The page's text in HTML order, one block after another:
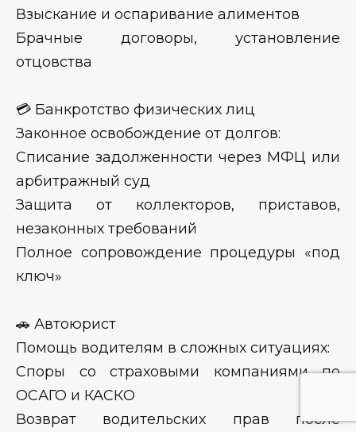
Взыскание и оспаривание алиментов
Брачные договоры, установление
отцовства
💳 Банкротство физических лиц
Законное освобождение от долгов:
Списание задолженности через МФЦ или
арбитражный суд
Защита от коллекторов, приставов,
незаконных требований
Полное сопровождение процедуры «под
ключ»
🚗 Автоюрист
Помощь водителям в сложных ситуациях:
Споры со страховыми компаниями по
ОСАГО и КАСКО
Возврат водительских прав после